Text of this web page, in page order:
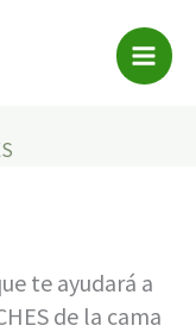
te ayudará a
de la cama